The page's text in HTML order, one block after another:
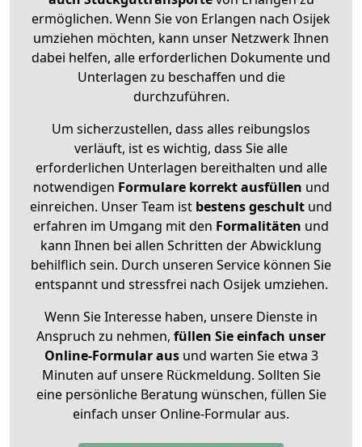
ermöglichen. Wenn Sie von Erlangen nach Osijek
umziehen möchten, kann unser Netzwerk Ihnen
dabei helfen, alle erforderlichen Dokumente und
Unterlagen zu beschaffen und die
durchzuführen.
Um sicherzustellen, dass alles reibungslos
verläuft, ist es wichtig, dass Sie alle
erforderlichen Unterlagen bereithalten und alle
notwendigen Formulare korrekt ausfüllen und
einreichen. Unser Team ist bestens geschult und
erfahren im Umgang mit den Formalitäten und
kann Ihnen bei allen Schritten der Abwicklung
behilflich sein. Durch unseren Service können Sie
entspannt und stressfrei nach Osijek umziehen.
Wenn Sie Interesse haben, unsere Dienste in
Anspruch zu nehmen, füllen Sie einfach unser
Online-Formular ausund warten Sie etwa 3
Minuten auf unsere Rückmeldung. Sollten Sie
eine persönliche Beratung wünschen, füllen Sie
einfach unser Online-Formular aus.